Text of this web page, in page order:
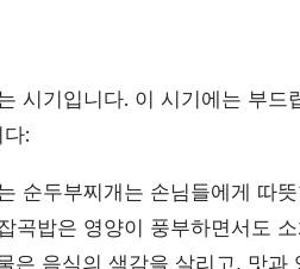
시기입니다. 이 시기에는 부드
:
순두부찌개는 손님들에게 따
곡밥은 영양이 풍부하면서도
은 음식의 색감을 살리고, 맛과